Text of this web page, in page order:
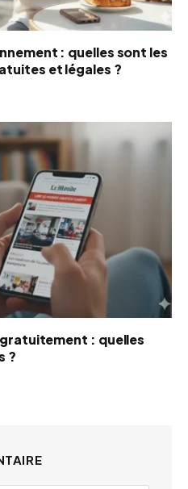
: quelles sont les
et légales ?
: quelles
?